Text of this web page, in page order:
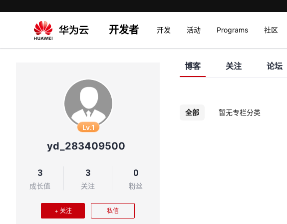
开发者 开发 活动 Programs 社区
Lv.1
yd_283409500
3
成长值
3
关注
0
粉丝
+ 关注 私信
博客 关注 论坛
全部 暂无专栏分类